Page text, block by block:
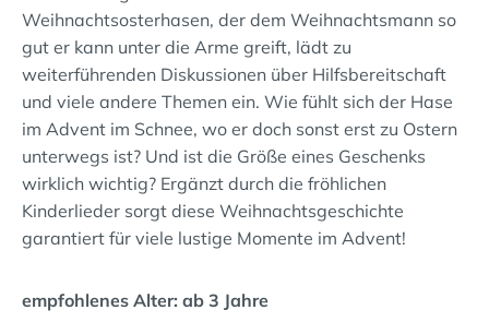
Weihnachtsosterhasen, der dem Weihnachtsmann so
gut er kann unter die Arme greift, lädt zu
weiterführenden Diskussionen über Hilfsbereitschaft
und viele andere Themen ein. Wie fühlt sich der Hase
im Advent im Schnee, wo er doch sonst erst zu Ostern
unterwegs ist? Und ist die Größe eines Geschenks
wirklich wichtig? Ergänzt durch die fröhlichen
Kinderlieder sorgt diese Weihnachtsgeschichte
garantiert für viele lustige Momente im Advent!
empfohlenes Alter: ab 3 Jahre